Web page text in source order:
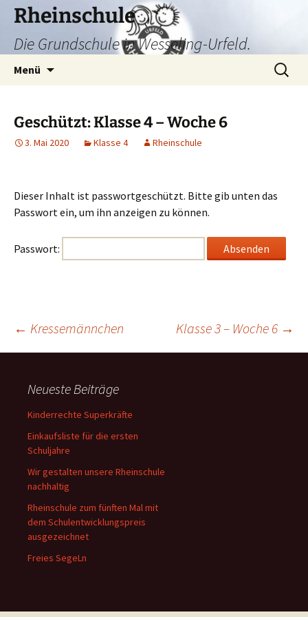
Zum
Inhalt
springen
Rheinschule
Die Grundschule in Wesseling-Urfeld.
Menü
Suchen
nach:
Geschützt: Klasse 4 – Woche 6
3. Mai 2020 Klasse 4 Rheinschule
Dieser Inhalt ist passwortgeschützt. Bitte gib unten das
Passwort ein, um ihn anzeigen zu können.
Passwort:
Beitragsnavigation
← Kressemännchen Klasse 3 – Woche 6 →
Neueste Beiträge
Kinderrechte Superkräfte
Einkaufsliste für die ersten
Schuljahre
Wir gestalten unsere Rheinschule
nachhaltig
Rheinschule zum fünften Mal mit
dem Schulentwicklungspreis
ausgezeichnet
Freies SegeLn